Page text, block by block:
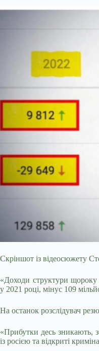
Скріншот із відеосюжету
«Доходи структури щороку
у 2021 році, мінус 109
На останок розслідувач
«Прибутки десь зникають,
із росією та відкриті